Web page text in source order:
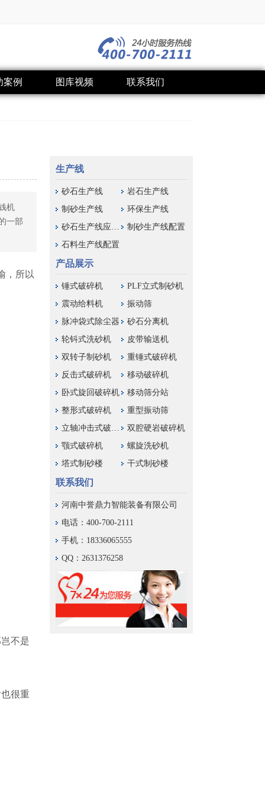
案例 图库视频 联系我们
机
一部
，所以
不是
很重
生产线
砂石生产线
岩石生产线
制砂生产线
环保生产线
砂石生产线应用域
制砂生产线配置
石料生产线配置
产品展示
锤式破碎机
PLF立式制砂机
震动给料机
振动筛
脉冲袋式除尘器
砂石分离机
轮钭式洗砂机
皮带输送机
双转子制砂机
重锤式破碎机
反击式破碎机
移动破碎机
卧式旋回破碎机
移动筛分站
整形式破碎机
重型振动筛
立轴冲击式破碎机
双腔硬岩破碎机
颚式破碎机
螺旋洗砂机
塔式制砂楼
干式制砂楼
联系我们
河南中誉鼎力智能装备有限公司
电话：400-700-2111
手机：18336065555
QQ：2631376258